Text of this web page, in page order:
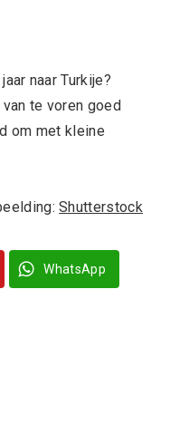
naar Turkije?
te voren goed
om met kleine
Shutterstock
WhatsApp